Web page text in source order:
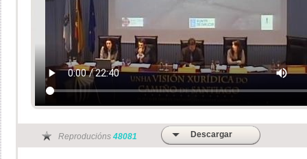
Reproducións 48081 Descargar